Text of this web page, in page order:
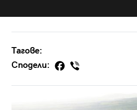
Тагове:
Сподели: